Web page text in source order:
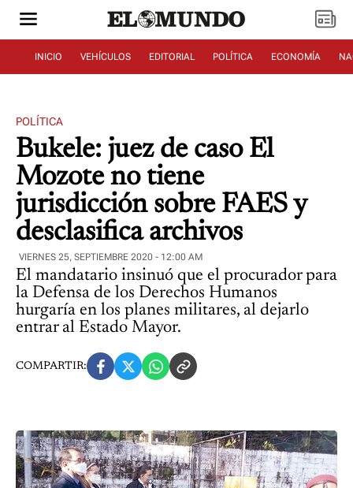
INICIO VEHÍCULOS EDITORIAL POLÍTICA ECONOMÍA
POLÍTICA
Bukele: juez de caso El
Mozote no tiene
jurisdicción sobre FAES y
desclasifica archivos
VIERNES 25, SEPTIEMBRE 2020 - 12:00 AM
El mandatario insinuó que el procurador para
la Defensa de los Derechos Humanos
hurgaría en los planes militares, al dejarlo
entrar al Estado Mayor.
COMPARTIR: